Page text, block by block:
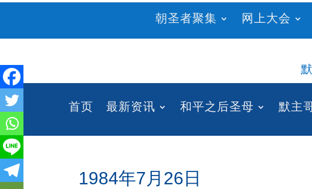
朝圣者聚集 网上大会
首页 最新资讯 和平之后圣母 默主
1984年7月26日